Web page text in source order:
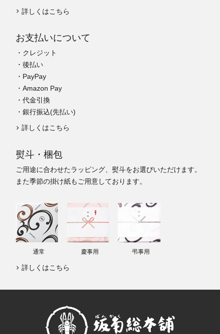
詳しくはこちら
お支払いについて
・クレジット
・後払い
・PayPay
・Amazon Pay
・代金引換
・銀行振込(先払い)
詳しくはこちら
熨斗・梱包
ご用途に合わせたラッピング、熨斗をお選びいただけます。
また季節の掛け紙もご用意しております。
通常 慶事用 弔事用
詳しくはこちら